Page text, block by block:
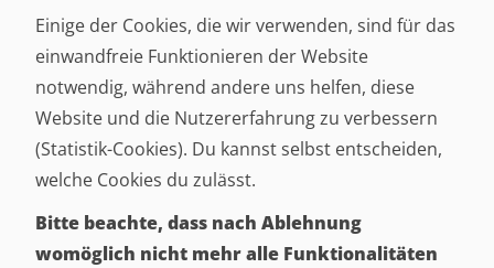
garnitur Köln gemacht.
Vielmehr wird sie schnell zu dem Platz, den man ganz
automatisch auswählt. Nach dem Abendessen noch kurz
sitzen bleiben. Am Wochenende mit einem Kaffee in den
feststellen, dass schon zwei Folgen vorbei sind.
Einige der Cookies, die wir verwenden, sind für das
einwandfreie Funktionieren der Website
notwendig, während andere uns helfen, diese
Website und die Nutzererfahrung zu verbessern
(Statistik-Cookies). Du kannst selbst entscheiden,
welche Cookies du zulässt.
Bitte beachte, dass nach Ablehnung
womöglich nicht mehr alle Funktionalitäten